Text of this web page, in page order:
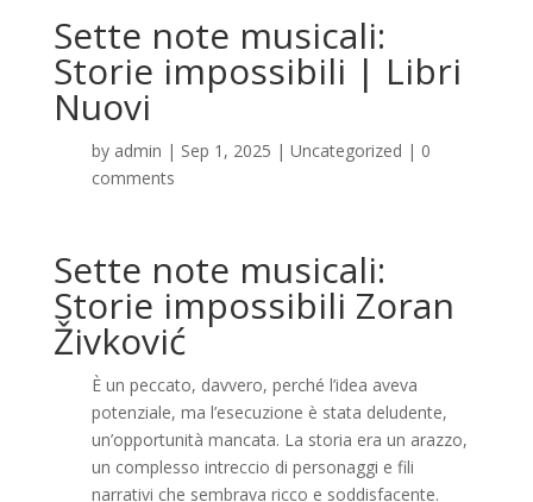
Sette note musicali:
Storie impossibili | Libri
Nuovi
by admin | Sep 1, 2025 | Uncategorized | 0
comments
Sette note musicali:
Storie impossibili Zoran
Živković
È un peccato, davvero, perché l’idea aveva
potenziale, ma l’esecuzione è stata deludente,
un’opportunità mancata. La storia era un arazzo,
un complesso intreccio di personaggi e fili
narrativi che sembrava ricco e soddisfacente.